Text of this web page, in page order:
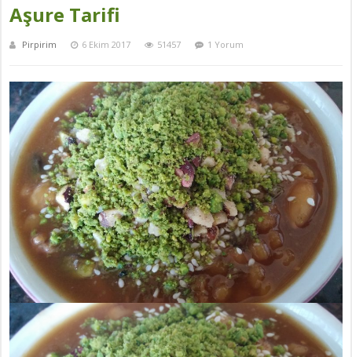
Aşure Tarifi
Pirpirim 6 Ekim 2017 51457 1 Yorum